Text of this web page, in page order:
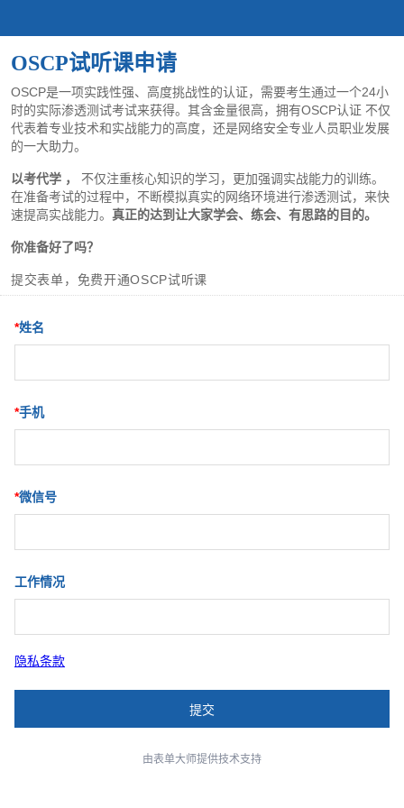
OSCP试听课申请
OSCP是一项实践性强、高度挑战性的认证，需要考生通过一个24小
时的实际渗透测试考试来获得。其含金量很高，拥有OSCP认证 不仅
代表着专业技术和实战能力的高度，还是网络安全专业人员职业发展
的一大助力。
以考代学 ，
不仅注重核心知识的学习，更加强调实战能力的训练。
在准备考试的过程中，不断模拟真实的网络环境进行渗透测试，来快
速提高实战能力。 真正的达到让大家学会、练会、有思路的目的。
你准备好了吗？
提交表单，免费开通OSCP试听课
*姓名
*手机
*微信号
工作情况
隐私条款
由表单大师提供技术支持